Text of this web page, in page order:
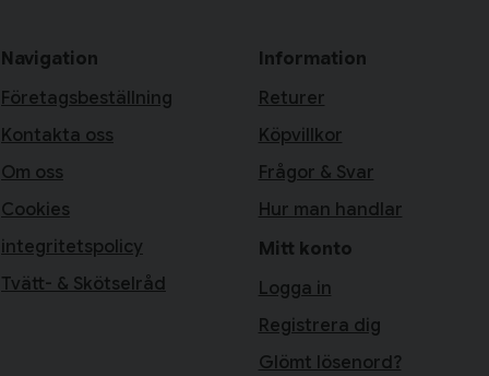
Navigation
Företagsbeställning
Kontakta oss
Om oss
Cookies
integritetspolicy
Tvätt- & Skötselråd
Information
Returer
Köpvillkor
Frågor & Svar
Hur man handlar
Mitt konto
Logga in
Registrera dig
Glömt lösenord?